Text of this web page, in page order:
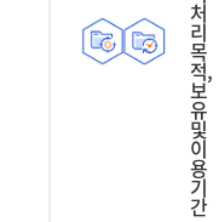
처
리
목
적,
보
유
및
이
용
기
간